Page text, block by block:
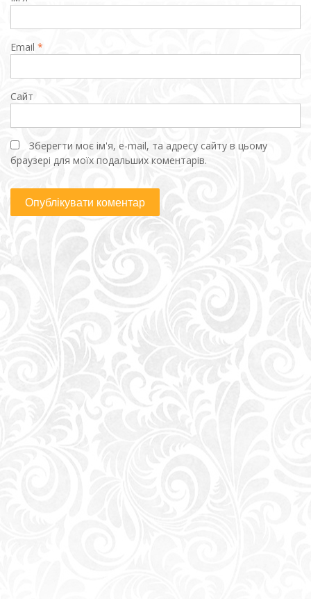
Email *
Сайт
Зберегти моє ім'я, e-mail, та адресу сайту в цьому
браузері для моїх подальших коментарів.